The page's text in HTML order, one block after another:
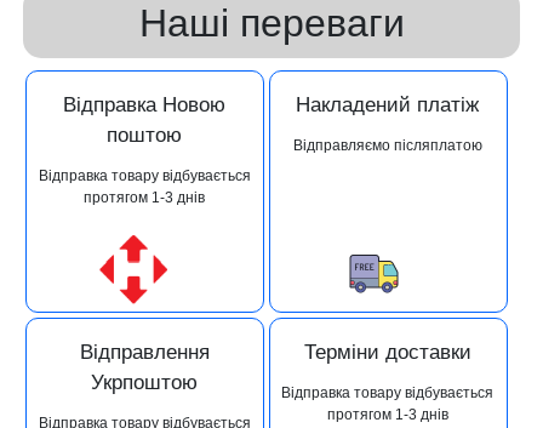
Наші переваги
Відправка Новою
поштою
Відправка товару відбувається
протягом 1-3 днів
Накладений платіж
Відправляємо післяплатою
Відправлення
Укрпоштою
Відправка товару відбувається
Терміни доставки
Відправка товару відбувається
протягом 1-3 днів